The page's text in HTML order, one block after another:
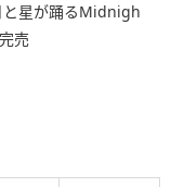
と星が踊るMidnigh
売